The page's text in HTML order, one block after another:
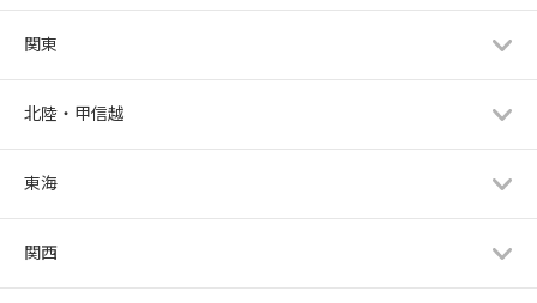
関東
北陸・甲信越
東海
関西